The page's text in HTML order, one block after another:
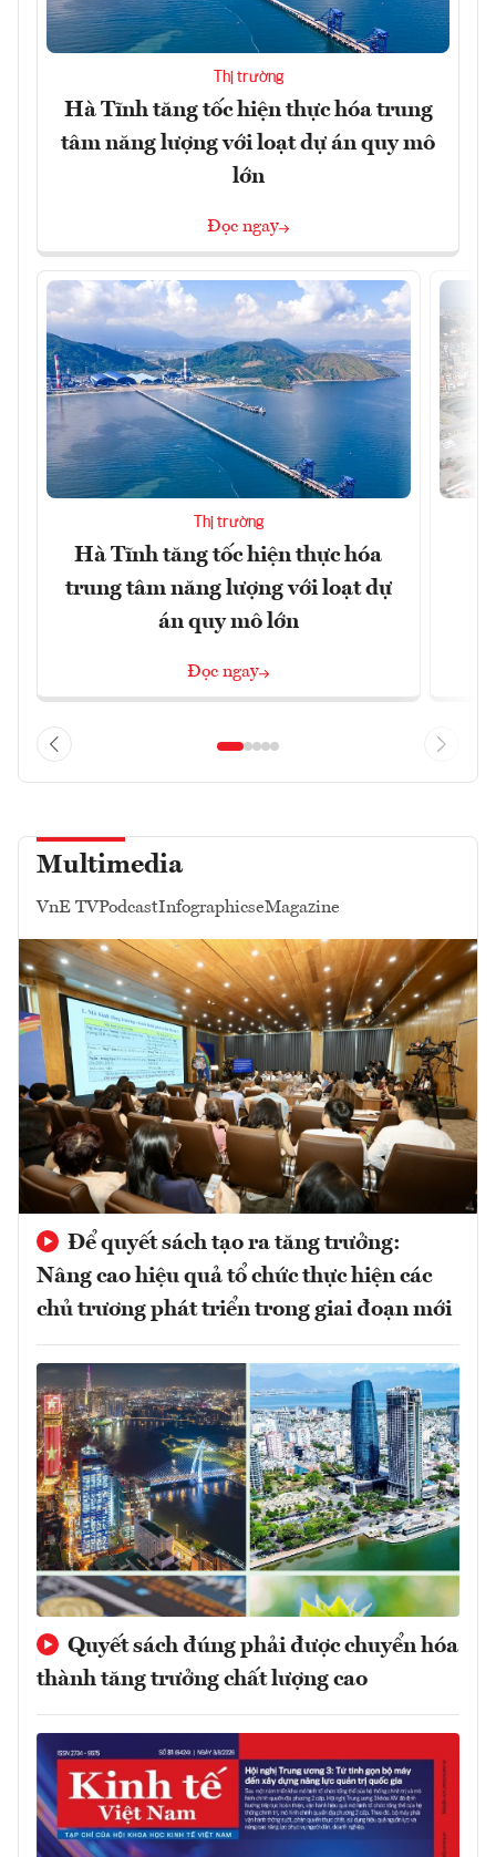
Thị trường
Hà Tĩnh tăng tốc hiện thực hóa trung
tâm năng lượng với loạt dự án quy mô
lớn
Đọc ngay
Thị trường
Hà Tĩnh tăng tốc hiện thực hóa
trung tâm năng lượng với loạt dự
án quy mô lớn
Đọc ngay
Multimedia
VnE TVPodcastInfographicseMagazine
Để quyết sách tạo ra tăng trưởng:
Nâng cao hiệu quả tổ chức thực hiện các
chủ trương phát triển trong giai đoạn mới
Quyết sách đúng phải được chuyển hóa
thành tăng trưởng chất lượng cao